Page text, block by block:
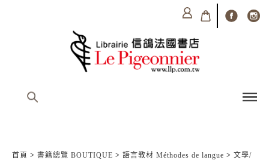
首頁 > 書籍總覽 BOUTIQUE > 語言教材 Méthodes de langue > 文學/